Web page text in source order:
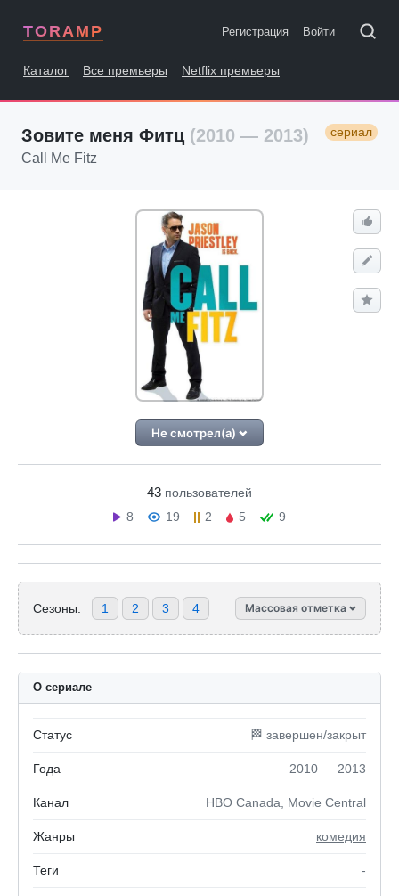
TORAMP Регистрация Войти
Каталог Все премьеры Netflix премьеры
Зовите меня Фитц (2010 — 2013) сериал
Call Me Fitz
Не смотрел(а)
43 пользователей
8
19 2 5 9
Сезоны: 1 2 3 4 Массовая отметка
О сериале
Статус 🏁 завершен/закрыт
Года 2010 — 2013
Канал HBO Canada, Movie Central
Жанры комедия
Теги -